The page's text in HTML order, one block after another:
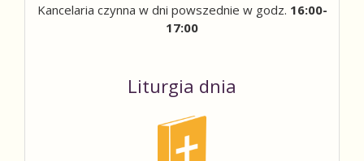
Kancelaria czynna w dni powszednie w godz. 16:00-
17:00
Liturgia dnia